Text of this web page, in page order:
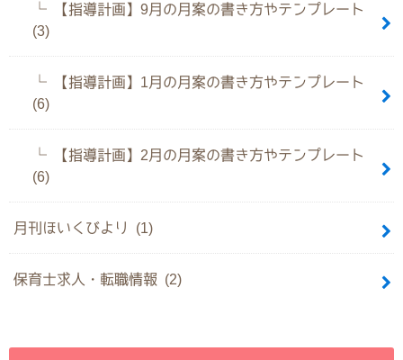
【指導計画】9月の月案の書き方やテンプレート
(3)
【指導計画】1月の月案の書き方やテンプレート
(6)
【指導計画】2月の月案の書き方やテンプレート
(6)
月刊ほいくびより (1)
保育士求人・転職情報 (2)